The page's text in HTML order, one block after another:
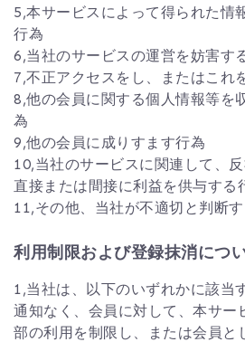
5,本サービスによって得られた情
行為
6,当社のサービスの運営を妨害す
7,不正アクセスをし、またはこれ
8,他の会員に関する個人情報等を
為
9,他の会員に成りすます行為
10,当社のサービスに関連して、
直接または間接に利益を供与する
11,その他、当社が不適切と判断
利用制限および登録抹消につ
1,当社は、以下のいずれかに該当
通知なく、会員に対して、本サー
部の利用を制限し、または会員と